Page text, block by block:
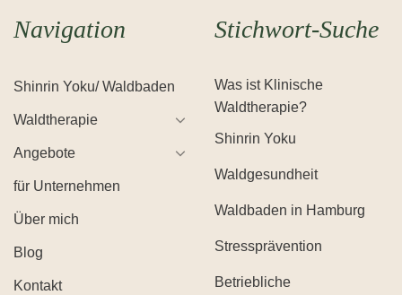
Navigation
Shinrin Yoku/ Waldbaden
Waldtherapie
Angebote
für Unternehmen
Über mich
Blog
Kontakt
Stichwort-Suche
Was ist Klinische
Waldtherapie?
Shinrin Yoku
Waldgesundheit
Waldbaden in Hamburg
Stressprävention
Betriebliche